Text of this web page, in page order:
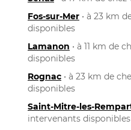
Fos-sur-Mer • à 23 km
disponibles
Lamanon • à 11 km de
disponibles
Rognac • à 23 km de
disponibles
Saint-Mitre-les-
intervenants disponibles